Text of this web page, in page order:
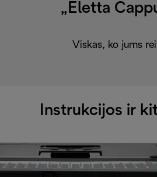
„Eletta
Viskas, ko jums
Instrukcijos ir